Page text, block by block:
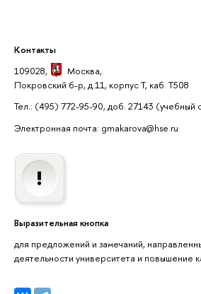
Контакты
109028,
Москва,
Покровский б-р, д.11, корпус Т, каб. Т508
Тел.: (495) 772-95-90, доб. 27143 (учебный
Электронная почта: gmakarova@hse.ru
Выразительная кнопка
для предложений и замечаний,
деятельности университета и повышение